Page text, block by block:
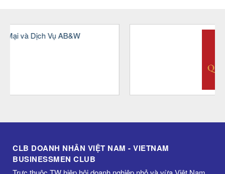
CLB DOANH NHÂN VIỆT NAM - VIETNAM
BUSINESSMEN CLUB